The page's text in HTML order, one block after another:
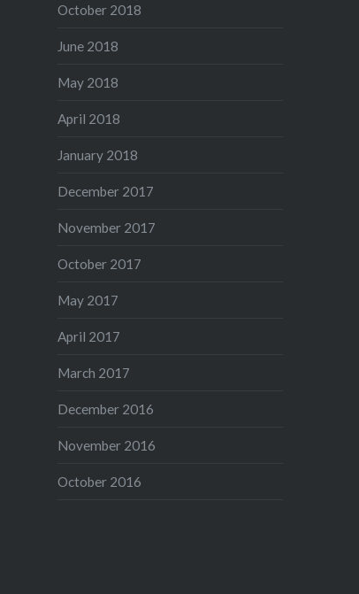
October 2018
June 2018
May 2018
April 2018
January 2018
December 2017
November 2017
October 2017
May 2017
April 2017
March 2017
December 2016
November 2016
October 2016